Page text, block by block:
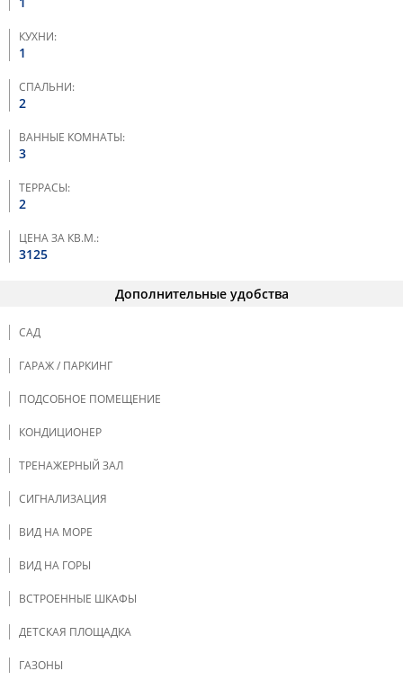
КУХНИ:
1
СПАЛЬНИ:
2
ВАННЫЕ КОМНАТЫ:
3
ТЕРРАСЫ:
2
ЦЕНА ЗА КВ.М.:
3125
Дополнительные удобства
САД
ГАРАЖ / ПАРКИНГ
ПОДСОБНОЕ ПОМЕЩЕНИЕ
КОНДИЦИОНЕР
ТРЕНАЖЕРНЫЙ ЗАЛ
СИГНАЛИЗАЦИЯ
ВИД НА МОРЕ
ВИД НА ГОРЫ
ВСТРОЕННЫЕ ШКАФЫ
ДЕТСКАЯ ПЛОЩАДКА
ГАЗОНЫ